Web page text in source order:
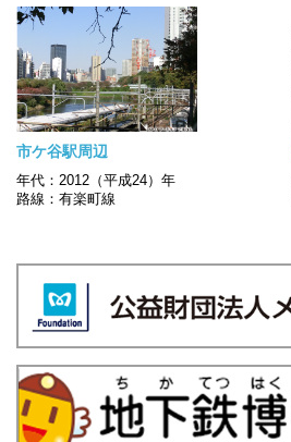
市ケ谷駅周辺
年代：2012（平成24）年
路線：有楽町線